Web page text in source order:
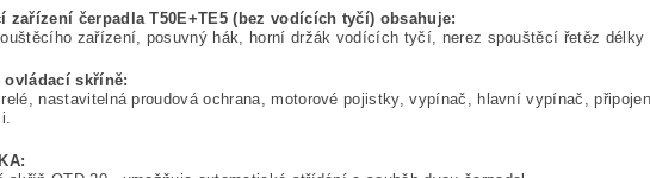
zařízení čerpadla T50E+TE5 (bez vodících tyčí) obsahuje:
zařízení, posuvný hák, horní držák vodících tyčí, nerez spouštěcí řetěz délky
ovládací skříně:
relé, nastavitelná proudová ochrana, motorové pojistky, vypínač, hlavní vypínač,